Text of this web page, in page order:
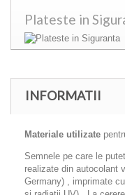
Plateste in
INFORMATII
Materiale utilizate
Semnele pe care le
realizate din autocolant
Germany) , imprimate